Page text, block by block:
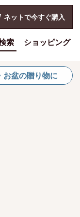
ネットで今すぐ購入
索 ショッピング
ショッピングTOP
買い物カゴ
お盆の贈り物に